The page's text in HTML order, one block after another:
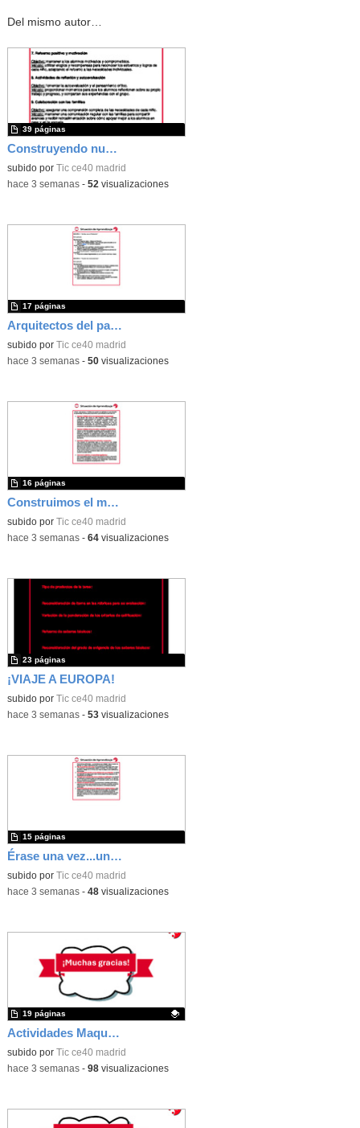
Del mismo autor…
Construyendo nuestro parque de atracciones
subido por Tic ce40 madrid
39 páginas
-hace 3 semanas- 52 visualizaciones
Arquitectos del pasado
subido por Tic ce40 madrid
17 páginas
-hace 3 semanas- 50visualizaciones
Construimos el mundo con LEGO
subido por Tic ce40 madrid
16 páginas
-hace 3 semanas- 64visualizaciones
¡VIAJE A EUROPA!
subido por Tic ce40 madrid
23 páginas
-hace 3 semanas- 53visualizaciones
Érase una vez...un castillo medieval
subido por Tic ce40 madrid
15 páginas
-hace 3 semanas- 48visualizaciones
Actividades Maqueen
Contenido educativo.
subido por Tic ce40 madrid
19 páginas
-hace 3 semanas- 98visualizaciones